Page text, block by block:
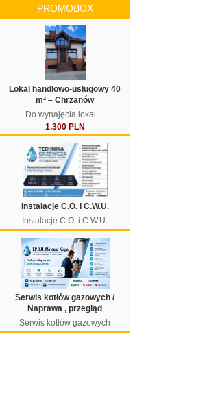
PROMOBOX
Lokal handlowo-usługowy 40
m² – Chrzanów
Do wynajęcia lokal ...
1.300 PLN
Instalacje C.O. i C.W.U.
Instalacje C.O. i C.W.U.
Serwis kotłów gazowych /
Naprawa , przegląd
Serwis kotłów gazowych